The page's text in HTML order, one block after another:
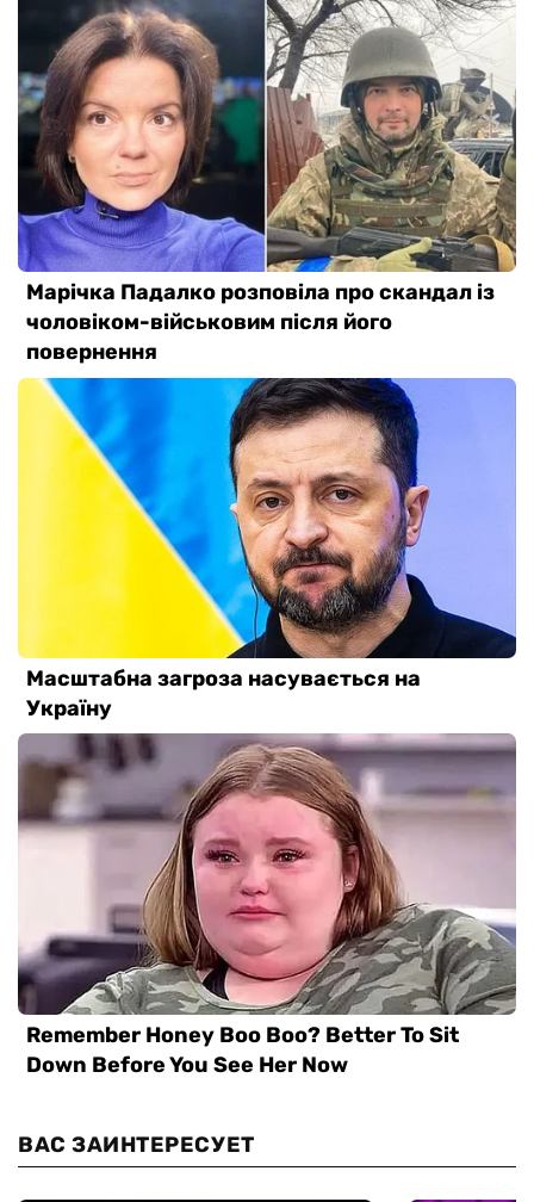
ВАС ЗАИНТЕРЕСУЕТ